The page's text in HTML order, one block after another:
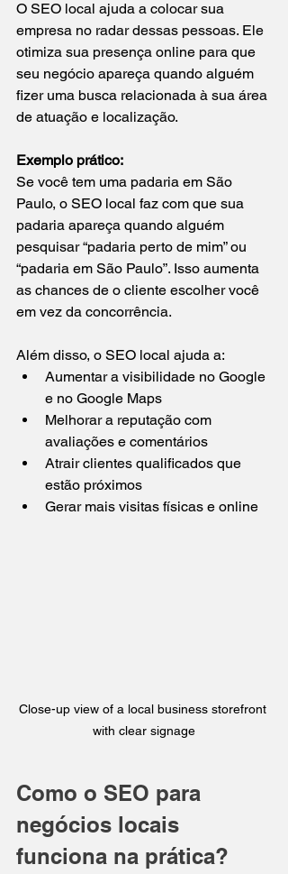
O SEO local ajuda a colocar sua
empresa no radar dessas pessoas. Ele
otimiza sua presença online para que
seu negócio apareça quando alguém
fizer uma busca relacionada à sua área
de atuação e localização.
Exemplo prático:
Se você tem uma padaria em São
Paulo, o SEO local faz com que sua
padaria apareça quando alguém
pesquisar “padaria perto de mim” ou
“padaria em São Paulo”. Isso aumenta
as chances de o cliente escolher você
em vez da concorrência.
Além disso, o SEO local ajuda a:
Aumentar a visibilidade no Google
e no Google Maps
Melhorar a reputação com
avaliações e comentários
Atrair clientes qualificados que
estão próximos
Gerar mais visitas físicas e online
Close-up view of a local business storefront
with clear signage
Como o SEO para
negócios locais
funciona na prática?